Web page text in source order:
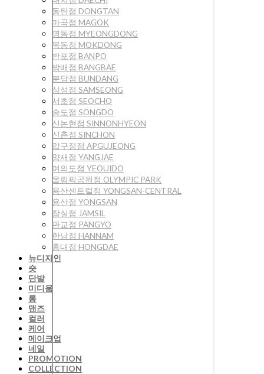
동탄점 DONGTAN
마곡점 MAGOK
명동점 MYEONGDONG
목동점 MOKDONG
반포점 BANPO
방배점 BANGBAE
분당점 BUNDANG
삼성점 SAMSEONG
서초점 SEOCHO
송도점 SONGDO
신논현점 SINNONHYEON
신촌점 SINCHON
압구정점 APGUJEONG
양재점 YANGJAE
여의도점 YEOUIDO
올림픽공원점 OLYMPIC PARK
용산센트럴점 YONGSAN-CENTRAL
용산점 YONGSAN
잠실점 JAMSIL
판교점 PANGYO
한남점 HANNAM
홍대점 HONGDAE
뉴디자인
숏
단발
미디움
롱
맨즈
컬러
케어
메이크업
네일
PROMOTION
COLLECTION